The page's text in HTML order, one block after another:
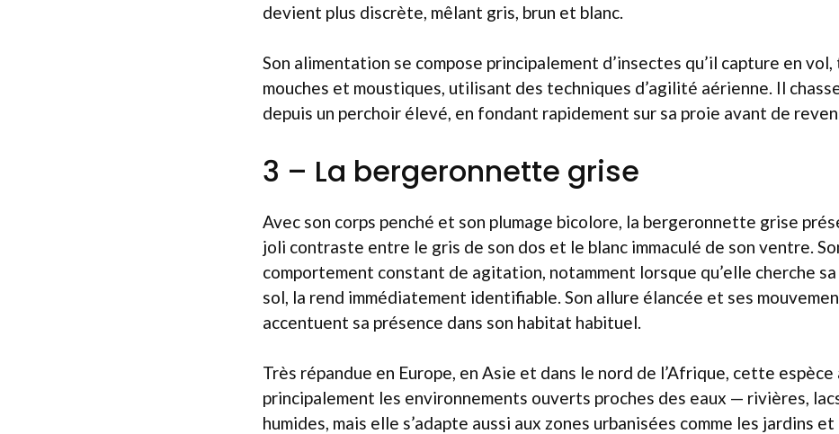
devient plus discrète, mêlant gris, brun et blanc.
Son alimentation se compose principalement d’insectes qu’il capture en
mouches et moustiques, utilisant des techniques d’agilité aérienne. Il
depuis un perchoir élevé, en fondant rapidement sur sa proie avant de
3 – La bergeronnette grise
Avec son corps penché et son plumage bicolore, la bergeronnette grise
joli contraste entre le gris de son dos et le blanc immaculé de son ventre.
comportement constant de agitation, notamment lorsque qu’elle cherche
sol, la rend immédiatement identifiable. Son allure élancée et ses
accentuent sa présence dans son habitat habituel.
Très répandue en Europe, en Asie et dans le nord de l’Afrique, cette espèce
principalement les environnements ouverts proches des eaux — rivières,
humides, mais elle s’adapte aussi aux zones urbanisées comme les jardins et